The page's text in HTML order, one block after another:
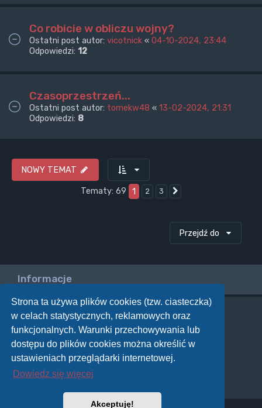
Strona ta używa plików cookies (tzw. ciasteczka)
w celach statystycznych, reklamowych oraz
funkcjonalnych. Warunki przechowywania lub
dostępu do plików cookies można określić w
ustawieniach przeglądarki internetowej.
Dowiedz się więcej
Akceptuję!
Co robicie w obliczu wojny?
Ostatni post autor: vicotnick « 04-10-2024, 23:44
Odpowiedzi: 12
Czasoprzestrzeń...
Ostatni post autor: tomekw48 « 13-02-2024, 21:31
Odpowiedzi: 8
NOWY TEMAT
Tematy: 69
1 2 3
Przejdź do
Informacje
Twoje uprawnienia na tym forum
Nie możesztworzyć nowych tematów
Nie możeszodpowiadać w tematach
Nie możesz zmieniać swoich postów
Nie możesz
usuwać swoich postów
Nie możeszdodawać załączników